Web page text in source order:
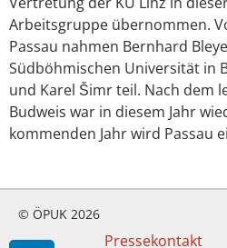
Arbeitsgruppe übernommen.
Passau nahmen Bernhard
Südböhmischen Universität in
und Karel Šimr teil. Nach dem
Budweis war in diesem Jahr
kommenden Jahr wird Passau
© ÖPUK 2026
Pressekontakt